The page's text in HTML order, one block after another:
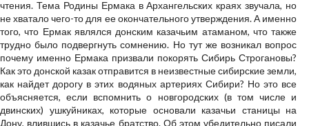
чтения. Тема Родины Ермака в Архангельских краях звучала, но
не хватало чего-то для ее окончательного утверждения. А именно
того, что Ермак являлся донским казачьим атаманом, что также
трудно было подвергнуть сомнению. Но тут же возникал вопрос
почему именно Ермака призвали покорять Сибирь Строгановы?
Как это донской казак отправится в неизвестные сибирские земли,
как найдет дорогу в этих водяных артериях Сибири? Но это все
объясняется, если вспомнить о новгородских (в том числе и
двинских) ушкуйниках, которые основали казачьи станицы на
Дону, влившись в казачье братство. Об этом убедительно писали